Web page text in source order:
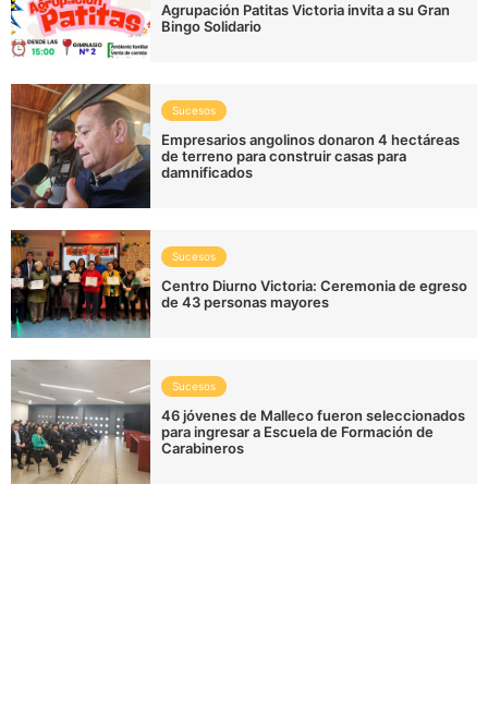
Agrupación Patitas Victoria invita a su Gran
Bingo Solidario
Sucesos
Empresarios angolinos donaron 4 hectáreas
de terreno para construir casas para
damnificados
Sucesos
Centro Diurno Victoria: Ceremonia de egreso
de 43 personas mayores
Sucesos
46 jóvenes de Malleco fueron seleccionados
para ingresar a Escuela de Formación de
Carabineros